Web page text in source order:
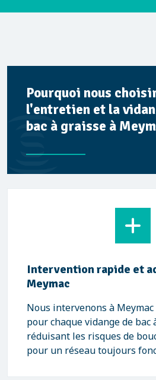
Pourquoi nous
l'entretien et la
bac à graisse à
Intervention rapide et
Meymac
Nous intervenons à
pour chaque vidange de bac
réduisant les risques de
pour un réseau toujours